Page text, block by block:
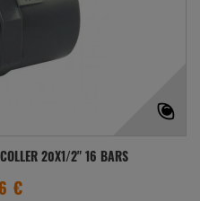
20X1/2" 16 BARS
€